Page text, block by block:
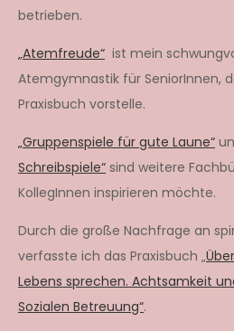
betrieben.
„Atemfreude“ ist mein
Atemgymnastik für SeniorInnen,
Praxisbuch vorstelle.
„Gruppenspiele für gute Laune“
Schreibspiele“ sind weitere
KollegInnen inspirieren möchte.
Durch die große Nachfrage an
verfasste ich das Praxisbuch „
Lebens sprechen. Achtsamkeit
Sozialen Betreuung“.